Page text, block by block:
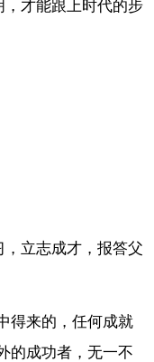
才能跟上时代的步
立志成才，报答父
得来的，任何成就
的成功者，无一不